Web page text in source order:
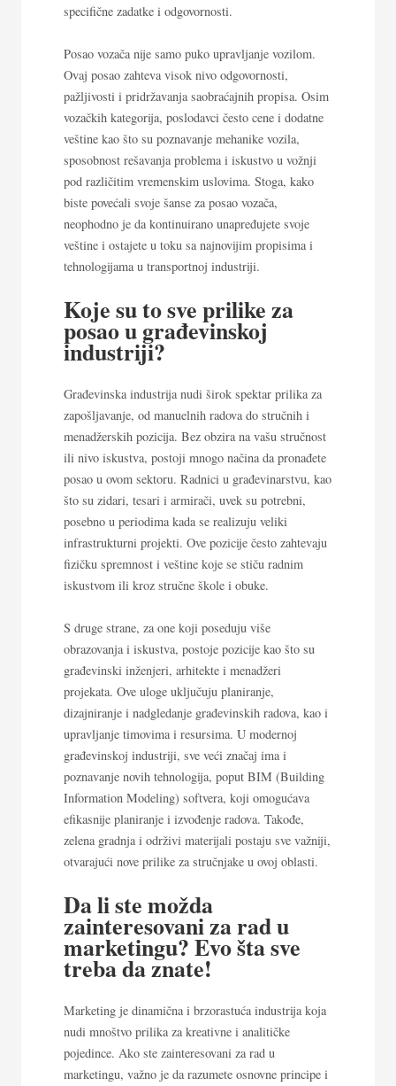
specifične zadatke i odgovornosti.
Posao vozača nije samo puko upravljanje vozilom.
Ovaj posao zahteva visok nivo odgovornosti,
pažljivosti i pridržavanja saobraćajnih propisa. Osim
vozačkih kategorija, poslodavci često cene i dodatne
veštine kao što su poznavanje mehanike vozila,
sposobnost rešavanja problema i iskustvo u vožnji
pod različitim vremenskim uslovima. Stoga, kako
biste povećali svoje šanse za posao vozača,
neophodno je da kontinuirano unapređujete svoje
veštine i ostajete u toku sa najnovijim propisima i
tehnologijama u transportnoj industriji.
Koje su to sve prilike za
posao u građevinskoj
industriji?
Građevinska industrija nudi širok spektar prilika za
zapošljavanje, od manuelnih radova do stručnih i
menadžerskih pozicija. Bez obzira na vašu stručnost
ili nivo iskustva, postoji mnogo načina da pronađete
posao u ovom sektoru. Radnici u građevinarstvu, kao
što su zidari, tesari i armirači, uvek su potrebni,
posebno u periodima kada se realizuju veliki
infrastrukturni projekti. Ove pozicije često zahtevaju
fizičku spremnost i veštine koje se stiču radnim
iskustvom ili kroz stručne škole i obuke.
S druge strane, za one koji poseduju više
obrazovanja i iskustva, postoje pozicije kao što su
građevinski inženjeri, arhitekte i menadžeri
projekata. Ove uloge uključuju planiranje,
dizajniranje i nadgledanje građevinskih radova, kao i
upravljanje timovima i resursima. U modernoj
građevinskoj industriji, sve veći značaj ima i
poznavanje novih tehnologija, poput BIM (Building
Information Modeling) softvera, koji omogućava
efikasnije planiranje i izvođenje radova. Takođe,
zelena gradnja i održivi materijali postaju sve važniji,
otvarajući nove prilike za stručnjake u ovoj oblasti.
Da li ste možda
zainteresovani za rad u
marketingu? Evo šta sve
treba da znate!
Marketing je dinamična i brzorastuća industrija koja
nudi mnoštvo prilika za kreativne i analitičke
pojedince. Ako ste zainteresovani za rad u
marketingu, važno je da razumete osnovne principe i